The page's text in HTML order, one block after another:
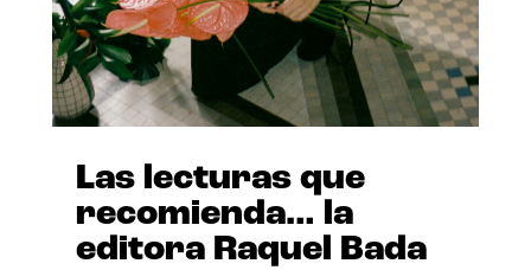
Las lecturas que
recomienda… la
editora Raquel Bada